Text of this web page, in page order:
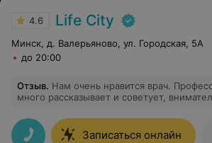
чувствую себя мужчиной! Так что даю
проблема, не затягивайте, смело идите к
Прадхан Сиддхартх,большое Вам
спасибо!
4.6 Life City
Минск, д. Валерьяново, ул. Городская, 5А
до 20:00
Отзыв. Нам очень нравится врач.
много рассказывает и советует,
довериться врачу, ничего не перепроверять и не
волноваться.. Спасибо Вам!
Записаться онлайн